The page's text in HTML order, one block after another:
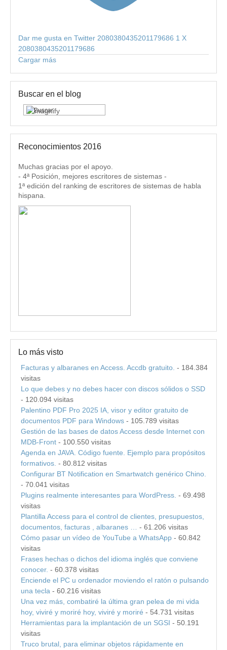
Dar me gusta en Twitter 2080380435201179686 1 X
2080380435201179686
Cargar más
Buscar en el blog
Reconocimientos 2016
Muchas gracias por el apoyo.
- 4ª Posición, mejores escritores de sistemas -
1ª edición del ranking de escritores de sistemas de habla
hispana.
Lo más visto
Facturas y albaranes en Access. Accdb gratuito. - 184.384
visitas
Lo que debes y no debes hacer con discos sólidos o SSD
- 120.094 visitas
Palentino PDF Pro 2025 IA, visor y editor gratuito de
documentos PDF para Windows - 105.789 visitas
Gestión de las bases de datos Access desde Internet con
MDB-Front - 100.550 visitas
Agenda en JAVA. Código fuente. Ejemplo para propósitos
formativos. - 80.812 visitas
Configurar BT Notification en Smartwatch genérico Chino.
- 70.041 visitas
Plugins realmente interesantes para WordPress. - 69.498
visitas
Plantilla Access para el control de clientes, presupuestos,
documentos, facturas , albaranes …
- 61.206 visitas
Cómo pasar un vídeo de YouTube a WhatsApp - 60.842
visitas
Frases hechas o dichos del idioma inglés que conviene
conocer. - 60.378 visitas
Enciende el PC u ordenador moviendo el ratón o pulsando
una tecla - 60.216 visitas
Una vez más, combatiré la última gran pelea de mi vida
hoy, viviré y moriré hoy, viviré y moriré - 54.731 visitas
Herramientas para la implantación de un SGSI - 50.191
visitas
Truco brutal, para eliminar objetos rápidamente en